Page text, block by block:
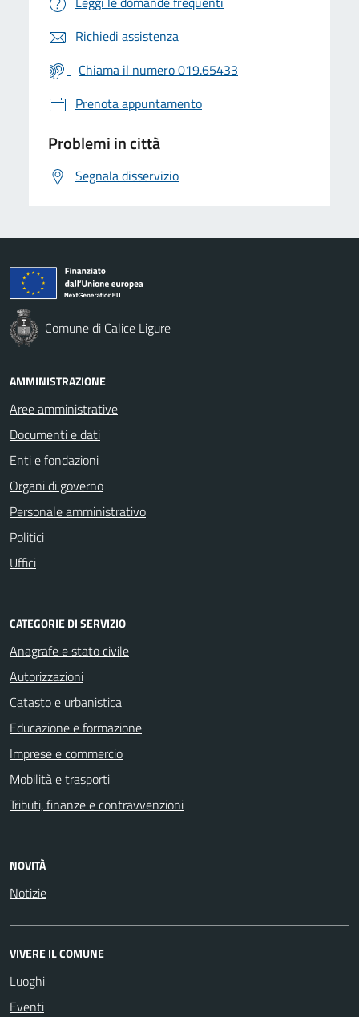
Richiedi assistenza
Chiama il numero 019.65433
Prenota appuntamento
Problemi in città
Segnala disservizio
Comune di Calice Ligure
AMMINISTRAZIONE
Aree amministrative
Documenti e dati
Enti e fondazioni
Organi di governo
Personale amministrativo
Politici
Uffici
CATEGORIE DI SERVIZIO
Anagrafe e stato civile
Autorizzazioni
Catasto e urbanistica
Educazione e formazione
Imprese e commercio
Mobilità e trasporti
Tributi, finanze e contravvenzioni
NOVITÀ
Notizie
VIVERE IL COMUNE
Luoghi
Eventi